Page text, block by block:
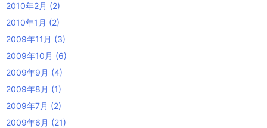
2010年2月 (2)
2010年1月 (2)
2009年11月 (3)
2009年10月 (6)
2009年9月 (4)
2009年8月 (1)
2009年7月 (2)
2009年6月 (21)